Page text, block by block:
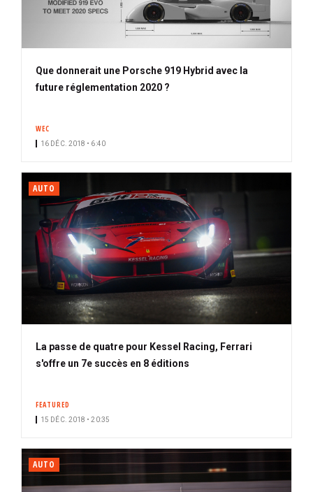
Que donnerait une Porsche 919 Hybrid avec la
future réglementation 2020 ?
WEC
16 DÉC. 2018 • 6:40
AUTO
La passe de quatre pour Kessel Racing, Ferrari
s'offre un 7e succès en 8 éditions
FEATURED
15 DÉC. 2018 • 20:35
AUTO